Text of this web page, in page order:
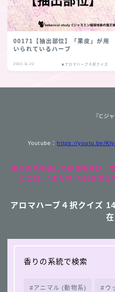
00171【抽出部位】「果皮」が用
いられているハーブ
2022.11.22 ■アロマハーブ４択クイズ
『Cジ
Youtube：https://youtu.be/
香りの色を通して記憶を呼び、
ここは、“またね”の光を覚え
アロマハーブ４択クイズ
在
香りの系統で検索
アニマル (動物系) ウ